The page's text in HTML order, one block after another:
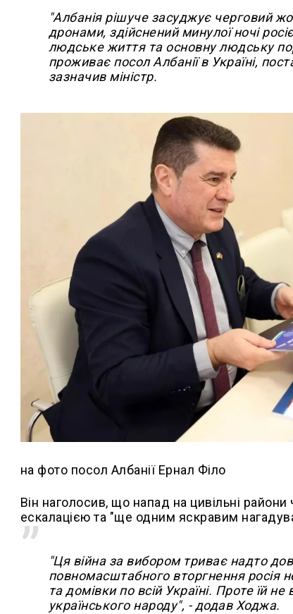
"Албанія рішуче засуджує черговий
дронами, здійснений минулої ночі
людське життя та основну людську
проживає посол Албанії в Україні,
зазначив міністр.
на фото посол Албанії Ернал Філо
Він наголосив, що напад на цивільні
ескалацією та "ще одним яскравим
"Ця війна за вибором триває надто
повномасштабного вторгнення росія
та домівки по всій Україні. Проте їй
українського народу", - додав Ходжа.